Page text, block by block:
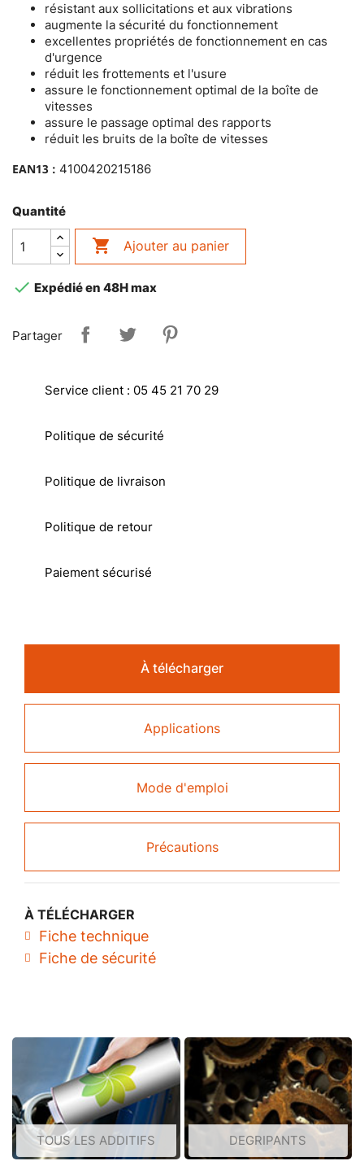
résistant aux sollicitations et aux vibrations
augmente la sécurité du fonctionnement
excellentes propriétés de fonctionnement en cas
d'urgence
réduit les frottements et l'usure
assure le fonctionnement optimal de la boîte de
vitesses
assure le passage optimal des rapports
réduit les bruits de la boîte de vitesses
EAN13 : 4100420215186
Quantité
 Ajouter au panier
 Expédié en 48H max
Partager
Service client : 05 45 21 70 29
Politique de sécurité
Politique de livraison
Politique de retour
Paiement sécurisé
À télécharger
Applications
Mode d'emploi
Précautions
À TÉLÉCHARGER
Fiche technique
Fiche de sécurité
TOUS LES ADDITIFS DEGRIPANTS